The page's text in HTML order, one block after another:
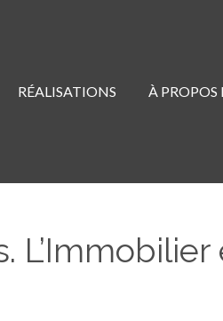
RÉALISATIONS À PROPOS